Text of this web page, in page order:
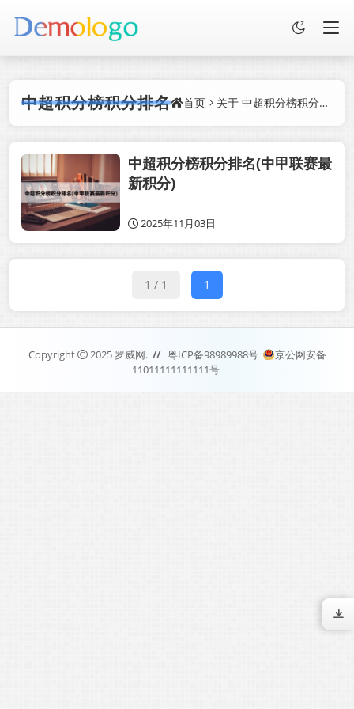
中超积分榜积分排名 首页 关于 中超积分榜积分排名
中超积分榜积分排名(中甲联赛最
新积分)
2025年11月03日
1 / 1 1
Copyright 2025 罗威网. // 粤ICP备98989988号
京公网安备
11011111111111号